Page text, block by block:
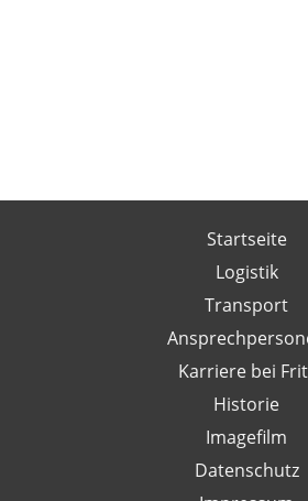
Startseite
Logistik
Transport
Karriere bei
Historie
Imagefilm
Datenschutz